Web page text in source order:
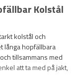
Kolstål
kolstål och
långa hopfällbara
tillsammans med
att ta med på jakt,